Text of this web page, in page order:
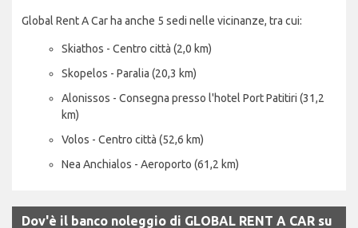
Global Rent A Car ha anche 5 sedi nelle vicinanze, tra cui:
Skiathos - Centro città (2,0 km)
Skopelos - Paralia (20,3 km)
Alonissos - Consegna presso l'hotel Port Patitiri (31,2
km)
Volos - Centro città (52,6 km)
Nea Anchialos - Aeroporto (61,2 km)
Dov'è il banco noleggio di GLOBAL RENT A CAR su